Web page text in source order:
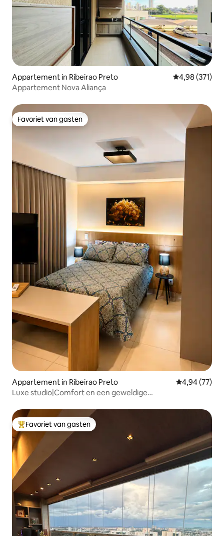
Appartement in Ribeirao Preto Gemiddelde
4,98 (371)
Appartement Nova Aliança
Favoriet van gasten
Favoriet van gasten
Appartement in Ribeirao Preto Gemiddelde
4,94 (77)
Luxe studio|Comfort en een geweldige
Topfavoriet van gasten
Favoriet van gasten